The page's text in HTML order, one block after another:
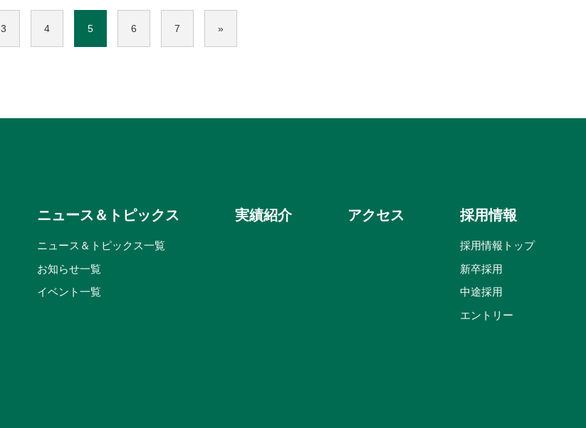
3 4 5 6 7 »
ニュース＆トピックス
ニュース＆トピックス一覧
お知らせ一覧
イベント一覧
実績紹介 アクセス 採用情報
採用情報トップ
新卒採用
中途採用
エントリー